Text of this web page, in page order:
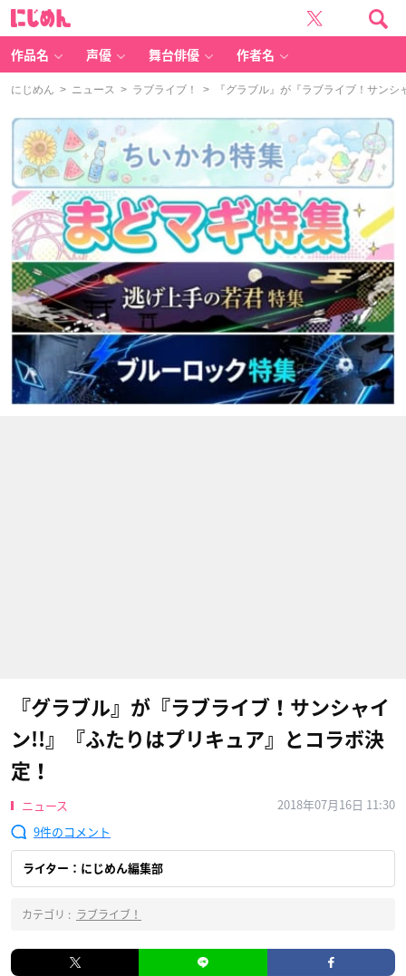
作品名 声優 舞台俳優 作者名
にじめん > ニュース > ラブライブ！ > 『グラブル』が『ラブライブ！サンシ
『グラブル』が『ラブライブ！サンシャイ
ン!!』『ふたりはプリキュア』とコラボ決
定！
ニュース
2018年07月16日 11:30
9
ライター：にじめん編集部
カテゴリ : ラブライブ！